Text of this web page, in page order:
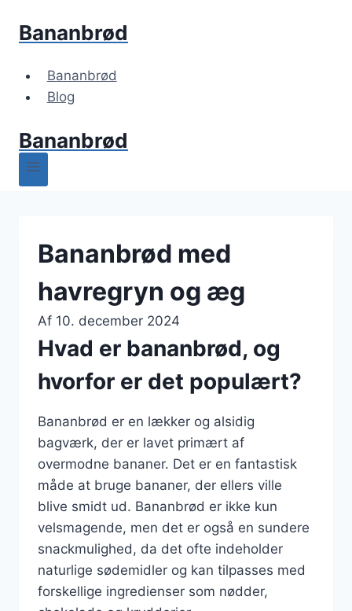
Bananbrød
Bananbrød
Blog
Bananbrød
Bananbrød med
havregryn og æg
Af 10. december 2024
Hvad er bananbrød, og
hvorfor er det populært?
Bananbrød er en lækker og alsidig
bagværk, der er lavet primært af
overmodne bananer. Det er en fantastisk
måde at bruge bananer, der ellers ville
blive smidt ud. Bananbrød er ikke kun
velsmagende, men det er også en sundere
snackmulighed, da det ofte indeholder
naturlige sødemidler og kan tilpasses med
forskellige ingredienser som nødder,